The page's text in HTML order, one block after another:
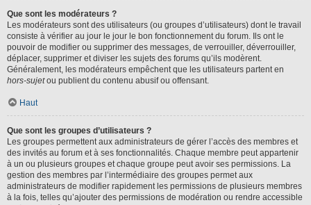
Que sont les modérateurs ?
Les modérateurs sont des utilisateurs (ou groupes d’utilisateurs) dont le travail
consiste à vérifier au jour le jour le bon fonctionnement du forum. Ils ont le
pouvoir de modifier ou supprimer des messages, de verrouiller, déverrouiller,
déplacer, supprimer et diviser les sujets des forums qu’ils modèrent.
Généralement, les modérateurs empêchent que les utilisateurs partent en
hors-sujetou publient du contenu abusif ou offensant.
Haut
Que sont les groupes d’utilisateurs ?
Les groupes permettent aux administrateurs de gérer l’accès des membres et
des invités au forum et à ses fonctionnalités. Chaque membre peut appartenir
à un ou plusieurs groupes et chaque groupe peut avoir ses permissions. La
gestion des membres par l’intermédiaire des groupes permet aux
administrateurs de modifier rapidement les permissions de plusieurs membres
à la fois, telles qu’ajouter des permissions de modération ou rendre accessible